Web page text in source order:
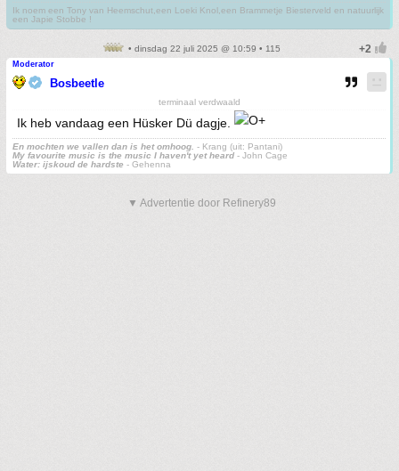
Ik noem een Tony van Heemschut,een Loeki Knol,een Brammetje Biesterveld en natuurlijk
een Japie Stobbe !
• dinsdag 22 juli 2025 @ 10:59 • 115
Moderator
Bosbeetle
terminaal verdwaald
Ik heb vandaag een Hüsker Dü dagje.
En mochten we vallen dan is het omhoog. - Krang (uit: Pantani)
My favourite music is the music I haven't yet heard - John Cage
Water: ijskoud de hardste - Gehenna
▼ Advertentie door Refinery89